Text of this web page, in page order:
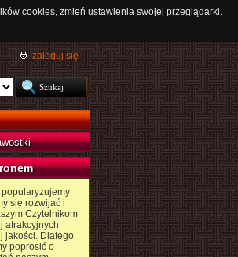
cookies, zmień ustawienia swojej przeglądarki.
zaloguj się
się rozwijać i
Czytelnikom
atrakcyjnych
jakości. Dlatego
poprosić o